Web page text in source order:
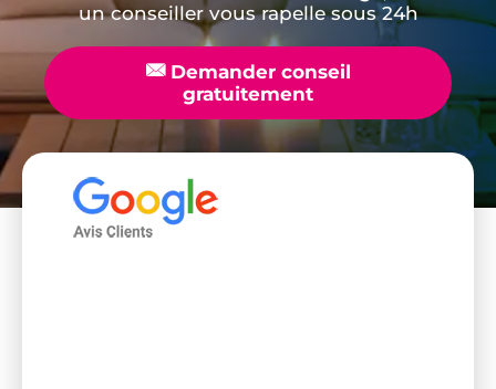
un conseiller vous rapelle sous 24h
📧Demander conseil
gratuitement